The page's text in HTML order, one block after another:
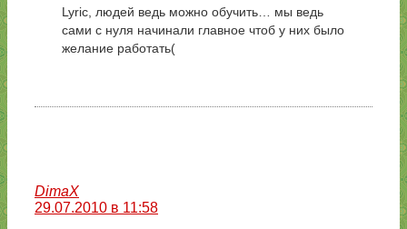
Lyric, людей ведь можно обучить… мы ведь
сами с нуля начинали главное чтоб у них было
желание работать(
DimaX
29.07.2010 в 11:58